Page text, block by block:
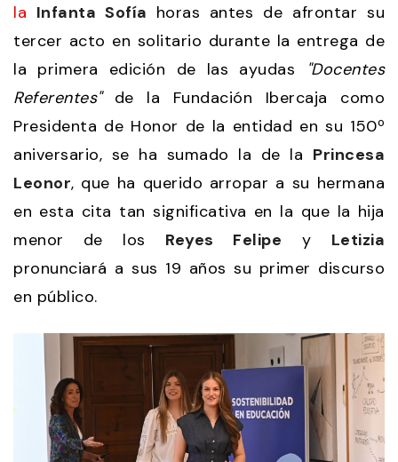
la Infanta Sofía horas antes de afrontar su
tercer acto en solitario durante la entrega de
la primera edición de las ayudas
"Docentes
Referentes"de la Fundación Ibercaja como
Presidenta de Honor de la entidad en su 150º
aniversario, se ha sumado la de la Princesa
Leonor, que ha querido arropar a su hermana
en esta cita tan significativa en la que la hija
menor de los Reyes Felipe y Letizia
pronunciará a sus 19 años su primer discurso
en público.